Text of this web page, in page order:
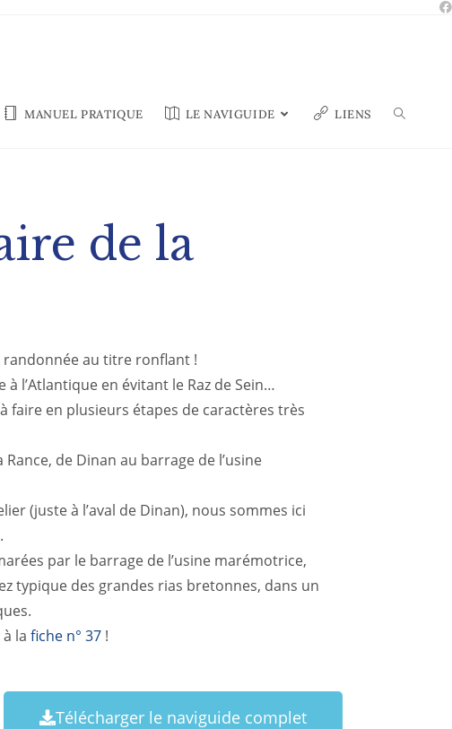
MANUEL PRATIQUE LE NAVIGUIDE LIENS
de la
randonnée au titre ronflant !
l’Atlantique en évitant le Raz de Sein…
faire en plusieurs étapes de caractères très
de Dinan au barrage de l’usine
(juste à l’aval de Dinan), nous sommes ici
par le barrage de l’usine marémotrice,
typique des grandes rias bretonnes, dans un
à lafiche n° 37 !
Télécharger le naviguide complet